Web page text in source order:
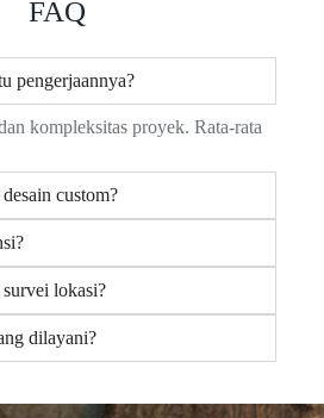
FAQ
pengerjaannya?
kompleksitas proyek. Rata-rata
custom?
lokasi?
dilayani?